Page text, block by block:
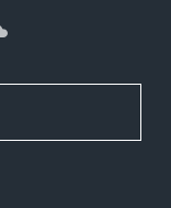
SoundCloud